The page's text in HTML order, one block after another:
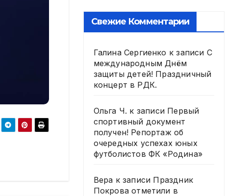
Свежие Комментарии
Галина Сергиенко к записи С
международным Днём
защиты детей! Праздничный
концерт в РДК.
Ольга Ч. к записи Первый
спортивный документ
получен! Репортаж об
очередных успехах юных
футболистов ФК «Родина»
Вера к записи Праздник
Покрова отметили в